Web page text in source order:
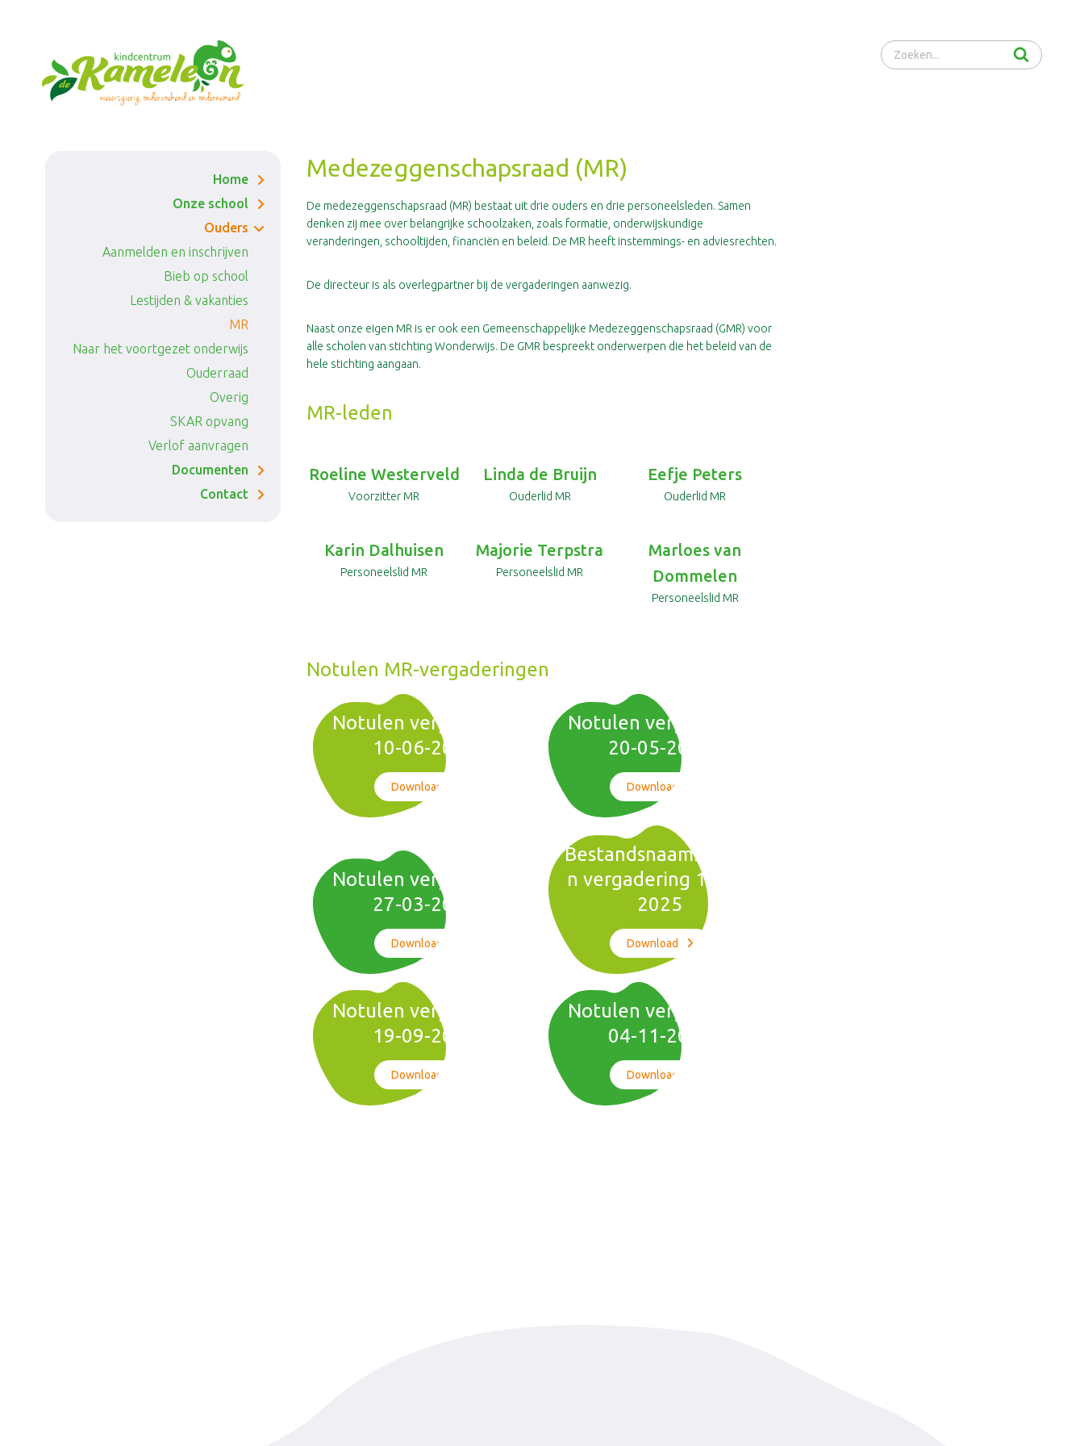
Zoeken...
Home
Onze school
Missie & Visie
Het team
Kwaliteit
Organisatie van het
onderwijs
Ondersteuning
Veiligheid
Burgerschapsonderwijs
IPC
Vreedzame school
Ouders
Aanmelden en inschrijven
Bieb op school
Lestijden & vakanties
MR
Naar het voortgezet onderwijs
Ouderraad
Overig
SKAR opvang
Verlof aanvragen
Documenten
Contact
Medezeggenschapsraad (MR)
De medezeggenschapsraad (MR) bestaat uit drie ouders en drie personeelsleden. Samen
denken zij mee over belangrijke schoolzaken, zoals formatie, onderwijskundige
veranderingen, schooltijden, financiën en beleid. De MR heeft instemmings- en adviesrechten.
De directeur is als overlegpartner bij de vergaderingen aanwezig.
Naast onze eigen MR is er ook een Gemeenschappelijke Medezeggenschapsraad (GMR) voor
alle scholen van stichting Wonderwijs. De GMR bespreekt onderwerpen die het beleid van de
hele stichting aangaan.
MR-leden
Roeline Westerveld
Voorzitter MR
Linda de Bruijn
Ouderlid MR
Eefje Peters
Ouderlid MR
Karin Dalhuisen
Personeelslid MR
Majorie Terpstra
Personeelslid MR
Marloes van
Dommelen
Personeelslid MR
Notulen MR-vergaderingen
Notulen vergadering
10-06-2025
Download
Notulen vergadering
20-05-2025
Download
Notulen vergadering
27-03-2025
Download
BestandsnaamNotule
n vergadering 11-02-
2025
Download
Notulen vergadering
19-09-2024
Download
Notulen vergadering
04-11-2024
Download